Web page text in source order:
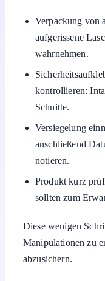
Verpackung von
aufgerissene
wahrnehmen.
kontrollieren:
Schnitte.
Versiegelung
anschließend
notieren.
Produkt kurz
sollten zum
Diese wenigen
Manipulationen zu
abzusichern.